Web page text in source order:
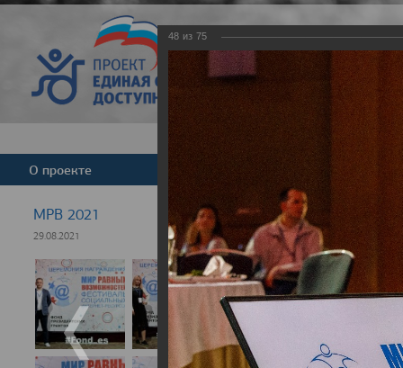
Версия для
О проекте Команда Новости
МРВ 2021
29.08.2021
48 из 75